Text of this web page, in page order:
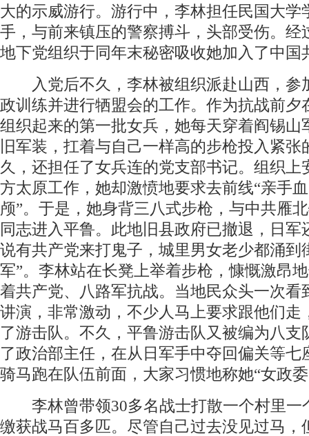
大的示威游行。游行中，李林担任民国大学
手，与前来镇压的警察搏斗，头部受伤。经
地下党组织于同年末秘密吸收她加入了中国
入党后不久，李林被组织派赴山西，参
政训练并进行牺盟会的工作。作为抗战前夕
组织起来的第一批女兵，她每天穿着阎锡山
旧军装，扛着与自己一样高的步枪投入紧张
久，还担任了女兵连的党支部书记。组织上
方太原工作，她却激愤地要求去前线“亲手
颅”。于是，她身背三八式步枪，与中共雁
同志进入平鲁。此地旧县政府已撤退，日军
说有共产党来打鬼子，城里男女老少都涌到
军”。李林站在长凳上举着步枪，慷慨激昂
着共产党、八路军抗战。当地民众头一次看
讲演，非常激动，不少人马上要求跟他们走
了游击队。不久，平鲁游击队又被编为八支
了政治部主任，在从日军手中夺回偏关等七
骑马跑在队伍前面，大家习惯地称她“女政
李林曾带领30多名战士打散一个村里一
缴获战马百多匹。尽管自己过去没见过马，